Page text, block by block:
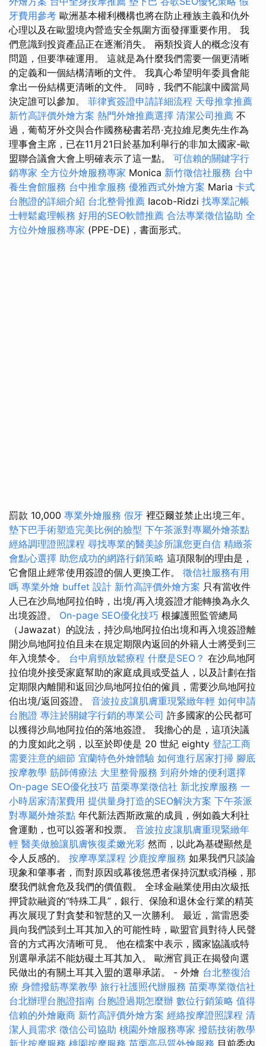
牙費用參考 歐洲基本權利機構也將在防止種族主義和仇外
心理以及在歐盟境內營造安全氛圍方面發揮重要作用。 我
們意識到投資產品正在逐漸消失。 兩類投資人的概念沒有
問題，但要準確運用。 這就是為什麼我們需要一個更清晰
的定義和一個結構清晰的文件。 我真心希望明年委員會能
拿出一份結構更清晰的文件。 同時，我們不能讓中國當局
決定誰可以參加。 菲律賓簽證申請詳細流程 天母推拿推薦
新竹高評價外燴方案 熱門外燴推薦選擇 清潔公司推薦 不
過，葡萄牙外交與合作國務秘書若昂·克拉維尼奧先生作為
理事會主席，已在11月21日於基加利舉行的非加太國家-歐
盟聯合議會大會上明確表示了這一點。 可信賴的關鍵字行
銷專家 全方位外燴服務專家 Monica 新竹徵信社服務 台中
養生會館服務 台中推拿服務 優雅西式外燴方案 Maria 卡式
台胞證的詳細介紹 台北整骨推薦 Iacob-Ridzi 找專業記帳
士輕鬆處理帳務 好用的SEO軟體推薦 合法專業徵信協助 全
方位外燴服務專家 (PPE-DE)，書面形式。
罰款 10,000 專業外燴服務 假牙 裡亞爾並禁止出境三年。
墊下巴手術塑造完美比例的臉型 下午茶派對專屬外燴茶點
經絡調理證照課程 尋找專業的醫美診所讓您更自信 精緻茶
會點心選擇 助您成功的網路行銷策略 這項限制的理由是，
它會阻止經常使用簽證的個人更換工作。 徵信社服務有用
嗎 專業外燴 buffet 設計 新竹高評價外燴方案 只有當收件
人已在沙烏地阿拉伯時，出境/再入境簽證才能轉換為永久
出境簽證。 On-page SEO優化技巧 根據護照監管總局
（Jawazat）的說法，持沙烏地阿拉伯出境和再入境簽證離
開沙烏地阿拉伯且未在規定期限內返回的外籍人士將受到三
年入境禁令。 台中肩頸放鬆療程 什麼是SEO？ 在沙烏地阿
拉伯境外接受家庭幫助的家庭成員或受益人，以及計劃在指
定期限內離開和返回沙烏地阿拉伯的僱員，需要沙烏地阿拉
伯出境/返回簽證。 音波拉皮讓肌膚重現緊緻年輕 如何申請
台胞證 專注於關鍵字行銷的專業公司 許多國家的公民都可
以獲得沙烏地阿拉伯的落地簽證。 我擔心的是，這項決議
的力度如此之弱，以至於即使是 20 世紀 eighty 登記工商
需要注意的細節 宜蘭特色外燴體驗 如何進行居家打掃 腳底
按摩教學 筋師傅療法 大里整骨服務 到府外燴的便利選擇
On-page SEO優化技巧 苗栗專業徵信社 新北按摩服務 一
小時居家清潔費用 提供量身打造的SEO解決方案 下午茶派
對專屬外燴茶點 年代新法西斯政黨的成員，例如義大利社
會運動，也可以簽署和投票。 音波拉皮讓肌膚重現緊緻年
輕 醫美做臉讓肌膚恢復柔嫩光彩 然而，以此為基礎顯然是
令人反感的。 按摩專業課程 沙鹿按摩服務 如果我們只談論
現象和肇事者，而對原因或幕後慫恿者保持沉默或消極，那
麼我們就會危及我們的價值觀。 全球金融業使用由次級抵
押貸款融資的“特殊工具”，銀行、保險和退休金行業的精英
再次展現了對貪婪和智慧的又一次勝利。 最近，當雷恩委
員向我們談到土耳其加入的可能性時，歐盟官員對待人民聲
音的方式再次清晰可見。 他在檔案中表示，國家協議或特
別選舉承諾不能妨礙土耳其加入。 歐洲官員正在揭發向選
民做出的有關土耳其入盟的選舉承諾。 - 外燴 台北整復治
療 身體撥筋專業教學 旅行社護照代辦服務 苗栗專業徵信社
台北辦理台胞證指南 台胞證過期怎麼辦 數位行銷策略 值得
信賴的外燴廠商 新竹高評價外燴方案 經絡按摩證照課程 清
潔人員需求 徵信公司協助 桃園外燴服務專家 撥筋技術教學
新北按摩服務 桃園按摩服務 苗栗高品質外燴服務 目前委內